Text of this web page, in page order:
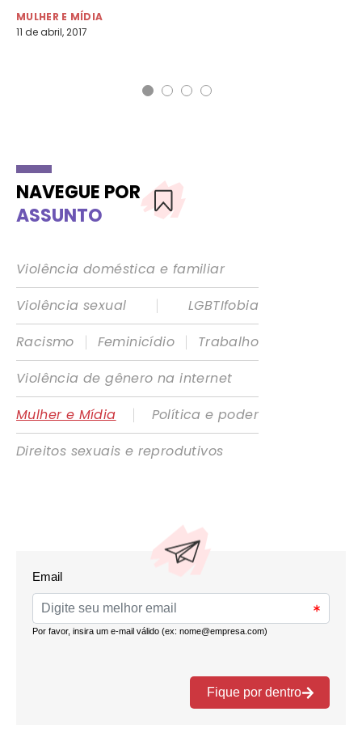
MULHER E MÍDIA
11 de abril, 2017
NAVEGUE POR
ASSUNTO
Violência doméstica e familiar
Violência sexual
|
LGBTIfobia
Racismo
| Feminicídio |
Trabalho
Violência de gênero na internet
Mulher e Mídia
|
Política e poder
Direitos sexuais e reprodutivos